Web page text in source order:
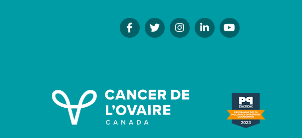
Facebook
TwitterInstagram!
LinkedInYouTube